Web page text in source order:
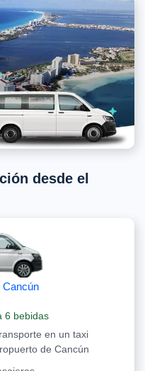
desde el
Cancún
6 bebidas
en un taxi
de Cancún